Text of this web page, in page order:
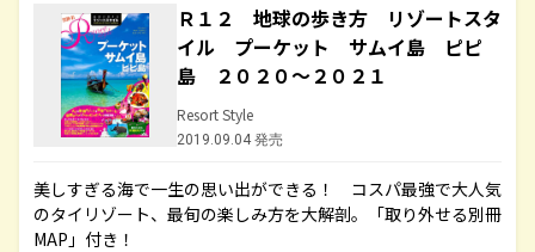
Ｒ１２ 地球の歩き方 リゾートスタ
イル プーケット サムイ島 ピピ
島 ２０２０～２０２１
Resort Style
2019.09.04 発売
美しすぎる海で一生の思い出ができる！ コスパ最強で大人気
のタイリゾート、最旬の楽しみ方を大解剖。「取り外せる別冊
MAP」付き！